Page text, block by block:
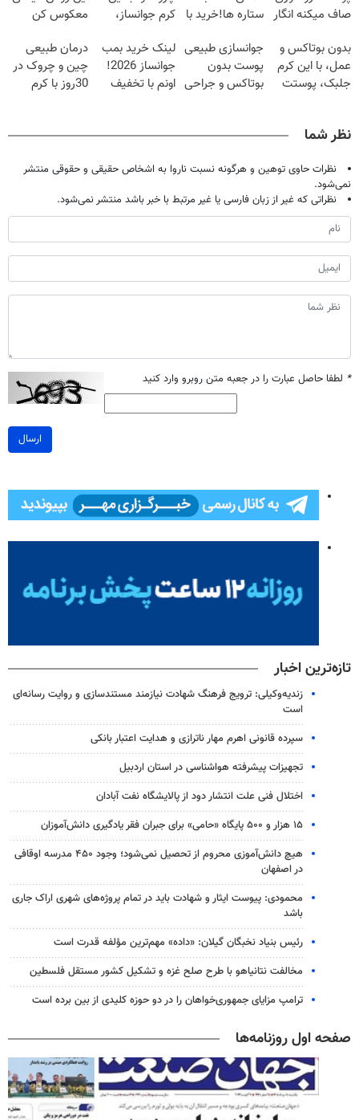
صاف میکنه انگار
شدی🔥
ستاره ها!خرید با
کرم جوانساز،
تخفیف سفارش
فوری)
معکوس کن
بدون بوتاکس و
عمل، با این کرم
جلبک، پوستت
جوانسازی طبیعی
پوست بدون
بوتاکس و جراحی
لینک خرید بمب
جوانساز 2026!
اونم با تخفیف
درمان طبیعی
چین و چروک در
30روز با کرم
نظر شما
نظرات حاوی توهین و هرگونه نسبت ناروا به اشخاص حقیقی و حقوقی منتشر
نمی‌شود.
نظراتی که غیر از زبان فارسی یا غیر مرتبط با خبر باشد منتشر نمی‌شود.
* لطفا حاصل عبارت را در جعبه متن روبرو وارد کنید
ارسال
تازه‌ترین اخبار
زندیه‌وکیلی: ترویج فرهنگ شهادت نیازمند مستندسازی و روایت رسانه‌ای
است
سپرده قانونی اهرم مهار ناترازی و هدایت اعتبار بانکی
تجهیزات پیشرفته هواشناسی در استان اردبیل
اختلال فنی علت انتشار دود از پالایشگاه نفت آبادان
۱۵ هزار و ۵۰۰ پایگاه «حامی» برای جبران فقر یادگیری دانش‌آموزان
هیچ دانش‌آموزی محروم از تحصیل نمی‌شود؛ وجود ۴۵۰ مدرسه اوقافی
در اصفهان
محمودی: پیوست ایثار و شهادت باید در تمام پروژه‌های شهری اراک جاری
باشد
رئیس بنیاد نخبگان گیلان: «داده» مهم‌ترین مؤلفه قدرت است
مخالفت نتانیاهو با طرح صلح غزه و تشکیل کشور مستقل فلسطین
ترامپ مزایای جمهوری‌خواهان را در دو حوزه کلیدی از بین برده است
صفحه اول روزنامه‌ها